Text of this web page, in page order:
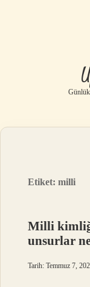
Etiket:milli
Milli
unsurlar
Tarih: Temmuz 7,